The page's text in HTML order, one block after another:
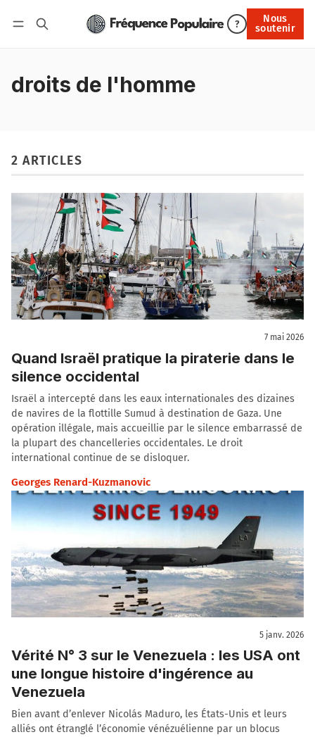
?
Nous
soutenir
Nous soutenir
droits de l'homme
2 ARTICLES
7 mai 2026
Quand Israël pratique la piraterie dans le
silence occidental
Israël a intercepté dans les eaux internationales des dizaines
de navires de la flottille Sumud à destination de Gaza. Une
opération illégale, mais accueillie par le silence embarrassé de
la plupart des chancelleries occidentales. Le droit
international continue de se disloquer.
Georges Renard-Kuzmanovic
5 janv. 2026
Vérité N° 3 sur le Venezuela : les USA ont
une longue histoire d'ingérence au
Venezuela
Bien avant d’enlever Nicolás Maduro, les États-Unis et leurs
alliés ont étranglé l’économie vénézuélienne par un blocus